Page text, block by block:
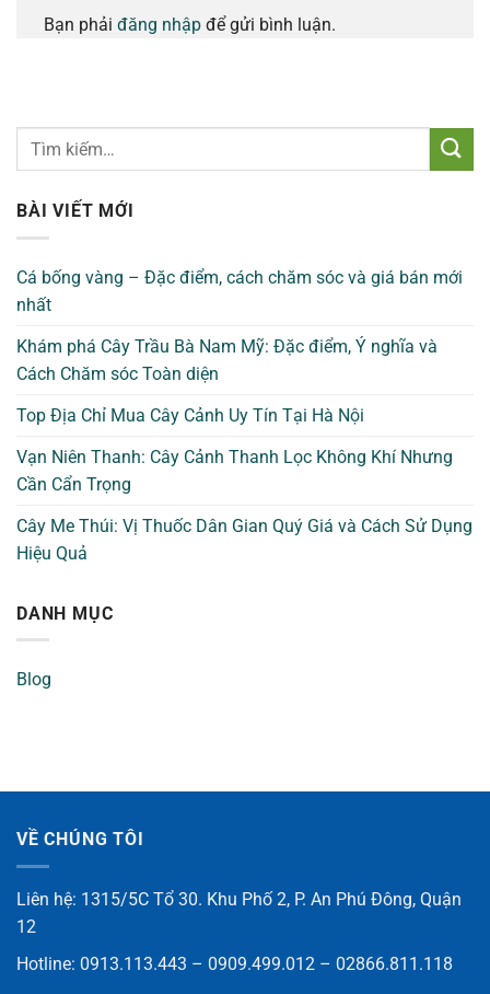
Bạn phải đăng nhập để gửi bình luận.
BÀI VIẾT MỚI
Cá bống vàng – Đặc điểm, cách chăm sóc và giá bán mới
nhất
Khám phá Cây Trầu Bà Nam Mỹ: Đặc điểm, Ý nghĩa và
Cách Chăm sóc Toàn diện
Top Địa Chỉ Mua Cây Cảnh Uy Tín Tại Hà Nội
Vạn Niên Thanh: Cây Cảnh Thanh Lọc Không Khí Nhưng
Cần Cẩn Trọng
Cây Me Thúi: Vị Thuốc Dân Gian Quý Giá và Cách Sử Dụng
Hiệu Quả
DANH MỤC
Blog
VỀ CHÚNG TÔI
Liên hệ: 1315/5C Tổ 30. Khu Phố 2, P. An Phú Đông, Quận
12
Hotline: 0913.113.443 – 0909.499.012 – 02866.811.118